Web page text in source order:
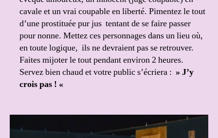
cavale et un vrai coupable en liberté. Pimentez le tout
d’une prostituée pur jus tentant de se faire passer
pour nonne. Mettez ces personnages dans un lieu où,
en toute logique, ils ne devraient pas se retrouver.
Faites mijoter le tout pendant environ 2 heures.
Servez bien chaud et votre public s’écriera : » J’y
crois pas ! «